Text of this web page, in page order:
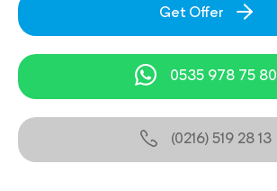
Get Offer
0535 978 75 80
(0216) 519 28 13